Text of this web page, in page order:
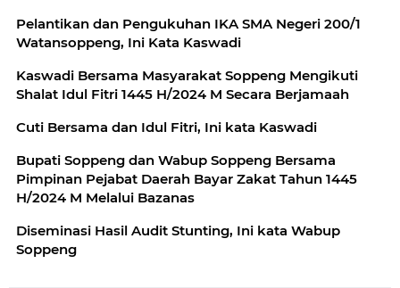
Pelantikan dan Pengukuhan IKA SMA Negeri 200/1
Watansoppeng, Ini Kata Kaswadi
Kaswadi Bersama Masyarakat Soppeng Mengikuti
Shalat Idul Fitri 1445 H/2024 M Secara Berjamaah
Cuti Bersama dan Idul Fitri, Ini kata Kaswadi
Bupati Soppeng dan Wabup Soppeng Bersama
Pimpinan Pejabat Daerah Bayar Zakat Tahun 1445
H/2024 M Melalui Bazanas
Diseminasi Hasil Audit Stunting, Ini kata Wabup
Soppeng